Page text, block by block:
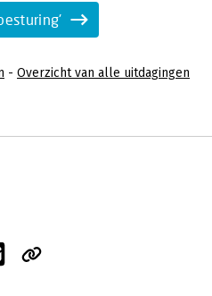
- Overzicht van alle uitdagingen